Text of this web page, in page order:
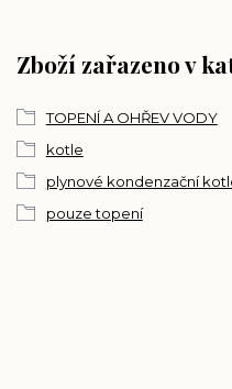
Zboží zařazeno v
TOPENÍ A OHŘEV VODY
kotle
plynové kondenzační
pouze topení